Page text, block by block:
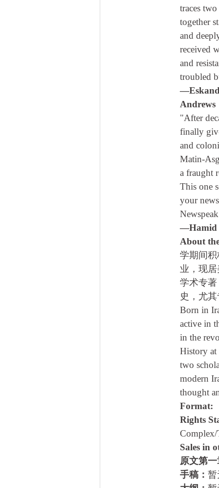
traces
together
and
received
and
troubled
Andrews
"After
finally
and
Matin-
a fraught
This one
your
—Hamid
About
学期间
业，现
学术专
史，尤
Born in
active in
in the
History at
two
modern
thought
Format:
Rights
Sales in
原文第
手稿： 暂